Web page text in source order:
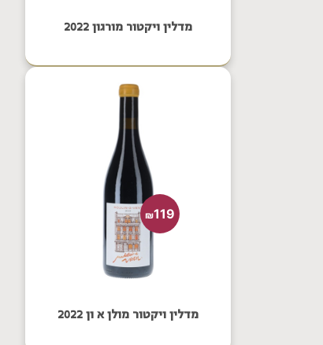
מדלין ויקטור מורגון 2022
מדלין ויקטור מולן א ון 2022
₪119